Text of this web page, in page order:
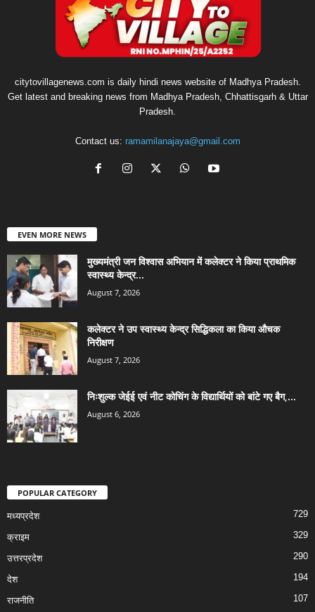
citytovillagenews.com is daily hindi news website of Madhya Pradesh.
Get latest and breaking news from Madhya Pradesh, Chhattisgarh & Uttar
Pradesh.
Contact us: ramamilanajaya@gmail.com
EVEN MORE NEWS
मुख्यमंत्री जन विश्वास अभियान में कलेक्टर ने किया प्राथमिक
स्वास्थ्य केन्द्र...
August 7, 2026
कलेक्टर ने उप स्वास्थ्य केन्द्र सिद्धिकला का किया औचक
निरीक्षण
August 7, 2026
निःशुल्क जेईई एवं नीट कोचिंग के विद्यार्थियों को बांटे गए बैग,...
August 6, 2026
POPULAR CATEGORY
मध्यप्रदेश 729
क्राइम 329
उत्तरप्रदेश 290
देश 194
राजनीति 107